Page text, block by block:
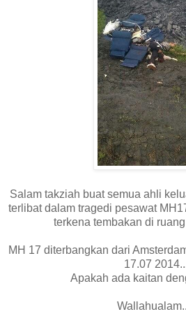
Salam takziah buat semua ahli
terlibat dalam tragedi pesawat
terkena tembakan di
MH 17 diterbangkan dari
17.07
Apakah ada kaitan